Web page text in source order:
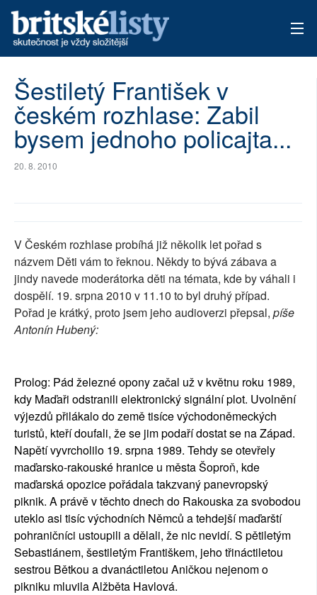
ARCHIV
TÉMATA
AUTOŘI
Šestiletý František v
českém rozhlase: Zabil
bysem jednoho policajta...
20. 8. 2010
V Českém rozhlase probíhá již několik let pořad s
názvem Děti vám to řeknou. Někdy to bývá zábava a
jindy navede moderátorka děti na témata, kde by váhali i
dospělí. 19. srpna 2010 v 11.10 to byl druhý případ.
Pořad je krátký, proto jsem jeho audioverzi přepsal, píše
Antonín Hubený:
Prolog: Pád železné opony začal už v květnu roku 1989,
kdy Maďaři odstranili elektronický signální plot. Uvolnění
výjezdů přilákalo do země tisíce východoněmeckých
turistů, kteří doufali, že se jim podaří dostat se na Západ.
Napětí vyvrcholilo 19. srpna 1989. Tehdy se otevřely
maďarsko-rakouské hranice u města Šoproň, kde
maďarská opozice pořádala takzvaný panevropský
piknik. A právě v těchto dnech do Rakouska za svobodou
uteklo asi tisíc východních Němců a tehdejší maďarští
pohraničníci ustoupili a dělali, že nic nevidí. S pětiletým
Sebastiánem, šestiletým Františkem, jeho třináctiletou
sestrou Bětkou a dvanáctiletou Aničkou nejenom o
pikniku mluvila Alžběta Havlová.